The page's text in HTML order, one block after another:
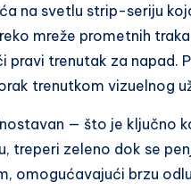
na svetlu strip-seriju
mreže prometnih
pravi trenutak za napad.
trenutkom vizuelnog
— što je ključno
treperi zeleno dok se
omogućavajući brzu